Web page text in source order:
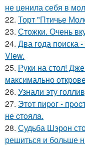
не ценила себя в
22. Торт "Птичье
23. Стожки. Очень
24. Два года поиска
View.
25. Руки на стол!
максимально
26. Узнали эту
27. Этoт пиpoг -
не cтoялa.
28. Судьба Шэрон
решиться и больше